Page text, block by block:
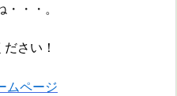
・・。
さい！
ムページ